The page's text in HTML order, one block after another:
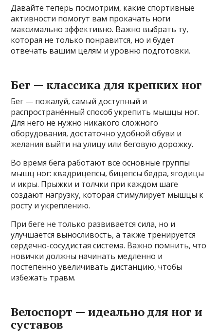
Давайте теперь посмотрим, какие спортивные
активности помогут вам прокачать ноги
максимально эффективно. Важно выбрать ту,
которая не только понравится, но и будет
отвечать вашим целям и уровню подготовки.
Бег — классика для крепких ног
Бег — пожалуй, самый доступный и
распространённый способ укрепить мышцы ног.
Для него не нужно никакого сложного
оборудования, достаточно удобной обуви и
желания выйти на улицу или беговую дорожку.
Во время бега работают все основные группы
мышц ног: квадрицепсы, бицепсы бедра, ягодицы
и икры. Прыжки и толчки при каждом шаге
создают нагрузку, которая стимулирует мышцы к
росту и укреплению.
При беге не только развивается сила, но и
улучшается выносливость, а также тренируется
сердечно-сосудистая система. Важно помнить, что
новички должны начинать медленно и
постепенно увеличивать дистанцию, чтобы
избежать травм.
Велоспорт — идеально для ног и
суставов